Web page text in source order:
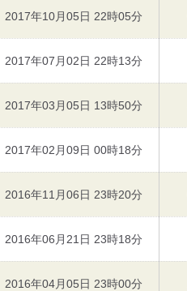
2017年10月05日 22時05分
2017年07月02日 22時13分
2017年03月05日 13時50分
2017年02月09日 00時18分
2016年11月06日 23時20分
2016年06月21日 23時18分
2016年04月05日 23時00分